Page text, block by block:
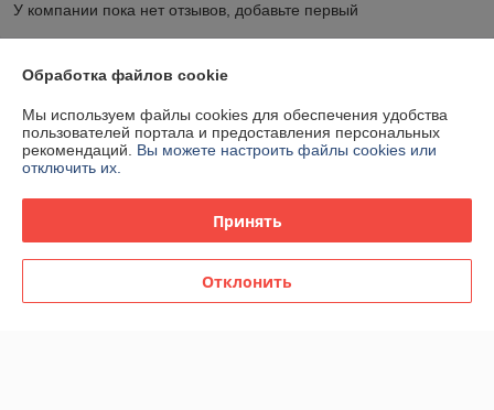
У компании пока нет отзывов, добавьте первый
О нас
Контакты
Доставка и оплата
Обработка файлов cookie
Мы используем файлы cookies для обеспечения удобства
пользователей портала и предоставления персональных
рекомендаций. Вы можете настроить файлы cookies или
отключить их.
Принять
Отклонить